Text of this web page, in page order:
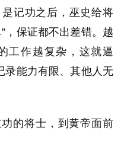
记功之后，巫史给将
，保证都不出差错。越
工作越复杂，这就逼
录能力有限、其他人无
的将士，到黄帝面前